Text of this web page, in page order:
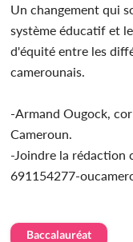
Un changement qui
système éducatif et
d'équité entre les
camerounais.
-Armand Ougock,
Cameroun.
-Joindre la rédaction
691154277-
Baccalauréat